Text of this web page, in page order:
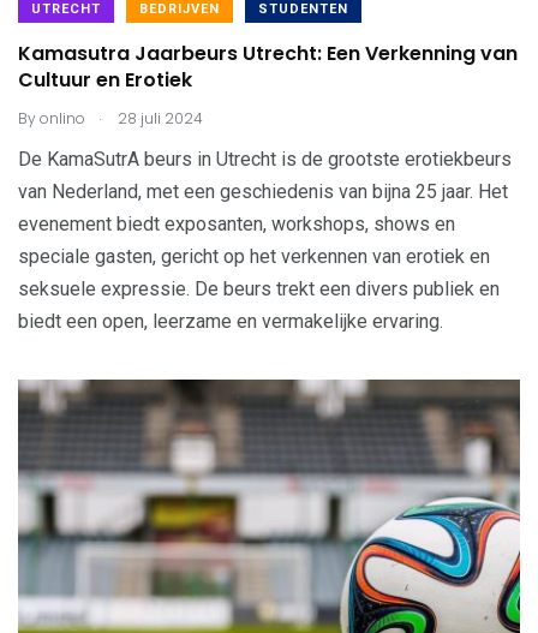
UTRECHT BEDRIJVEN STUDENTEN
Kamasutra Jaarbeurs Utrecht: Een Verkenning van
Cultuur en Erotiek
Byonlino . 28 juli 2024
De KamaSutrA beurs in Utrecht is de grootste erotiekbeurs
van Nederland, met een geschiedenis van bijna 25 jaar. Het
evenement biedt exposanten, workshops, shows en
speciale gasten, gericht op het verkennen van erotiek en
seksuele expressie. De beurs trekt een divers publiek en
biedt een open, leerzame en vermakelijke ervaring.